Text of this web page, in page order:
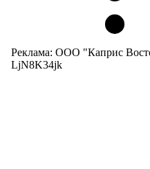
Реклама: ООО "Каприс
LjN8K34jk